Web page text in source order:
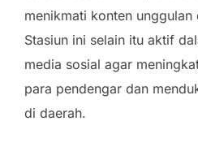
menikmati konten
Stasiun ini selain itu aktif
media sosial agar
para pendengar dan
di daerah.